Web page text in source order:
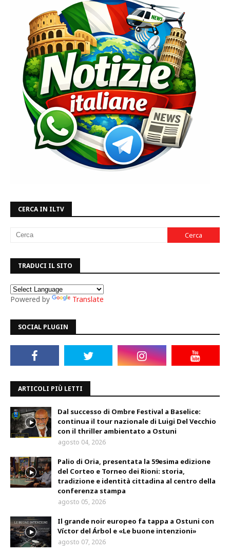
CERCA IN ILTV
TRADUCI IL SITO
Powered by Translate
SOCIAL PLUGIN
ARTICOLI PIÙ LETTI
Dal successo di Ombre Festival a Baselice:
continua il tour nazionale di Luigi Del Vecchio
con il thriller ambientato a Ostuni
agosto 04, 2026
Palio di Oria, presentata la 59esima edizione
del Corteo e Torneo dei Rioni: storia,
tradizione e identità cittadina al centro della
conferenza stampa
agosto 05, 2026
Il grande noir europeo fa tappa a Ostuni con
Víctor del Árbol e «Le buone intenzioni»
agosto 07, 2026